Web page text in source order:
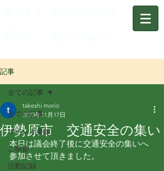
記事
全ての記事
イベント参加
ご挨拶
活動記録
全ての記事
伊勢原市 交通安全の集い
takeshi morio
2023年11月17日
本日は議会終了後に交通安全の集いへ
参加させて頂きました。